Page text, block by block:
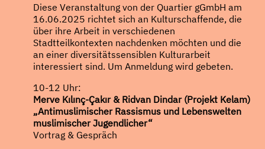
Diese Veranstaltung von der Quartier gGmbH am
16.06.2025 richtet sich an Kulturschaffende, die
über ihre Arbeit in verschiedenen
Stadtteilkontexten nachdenken möchten und die
an einer diversitätssensiblen Kulturarbeit
interessiert sind. Um Anmeldung wird gebeten.
10-12 Uhr:
Merve Kılınç-Çakır & Ridvan Dindar (Projekt Kelam)
„Antimuslimischer Rassismus und Lebenswelten
muslimischer Jugendlicher“
Vortrag & Gespräch